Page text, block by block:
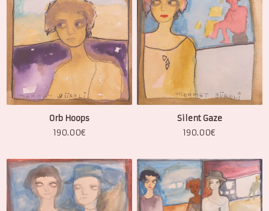
Orb Hoops
190.00€
Silent Gaze
190.00€